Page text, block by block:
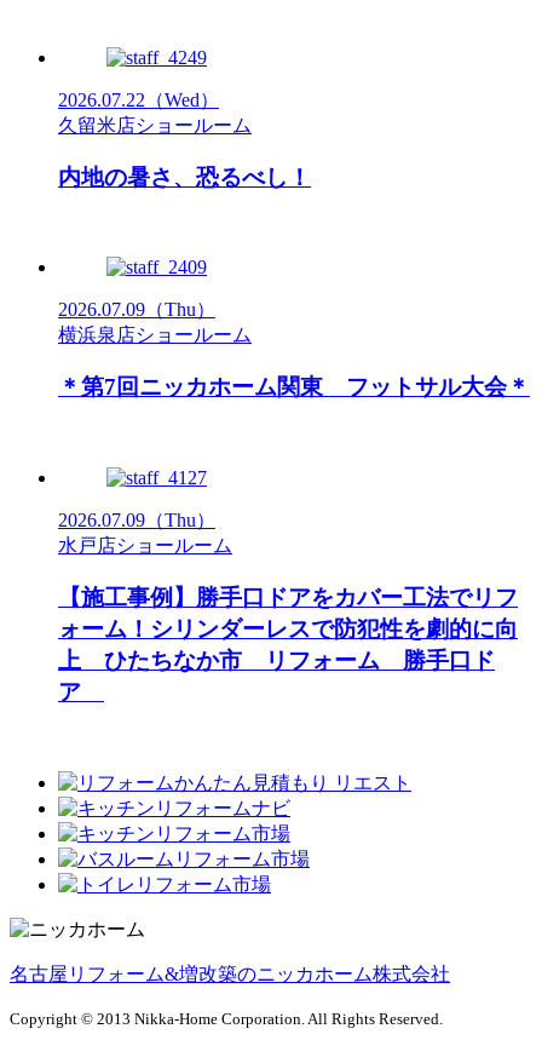
2026.07.22 （Wed）
久留米店ショールーム
内地の暑さ、恐るべし！
2026.07.09 （Thu）
横浜泉店ショールーム
＊第7回ニッカホーム関東 フットサル大会＊
2026.07.09 （Thu）
水戸店ショールーム
【施工事例】勝手口ドアをカバー工法でリフ
ォーム！シリンダーレスで防犯性を劇的に向
上 ひたちなか市 リフォーム 勝手口ド
ア
名古屋リフォーム&増改築のニッカホーム株式会社
Copyright © 2013 Nikka-Home Corporation. All Rights Reserved.